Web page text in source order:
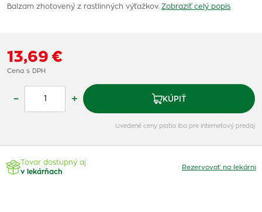
Balzam zhotovený z rastlinných výťažkov. Zobraziť celý popis
13,69 €
Cena s DPH
– + KÚPIŤ
Uvedené ceny platia iba pre internetový predaj
Tovar dostupný aj
v lekárňach
Rezervovať na lekárni